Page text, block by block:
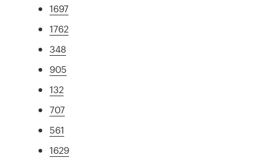
1697
1762
348
905
132
707
561
1629